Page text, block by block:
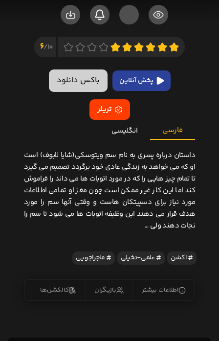
10/
6
پخش آنلاین باکس دانلود
تریلر
فارسی انگلیسی
داستان درباره پسری به نام سم ویتوسکی(شایا لابوف) است
او که می خواهد به زندگی عادی خود برگردد تصمیم می گیرد
تا تمام چیز هایی را که در مورد اتوبات ها می داند را فراموش
کند اما این کار غیر ممکن است چون مغز او تمامی اطلاعات
مورد نیاز برای دسپیتکان هاست و وقتی آنها سم را مورد
هدف قرار می دهند این وظیفه اتوبات ها می شود تا سم را
نجات دهند ولی …
اکشن علمی-تخیلی ماجراجویی
اطلاعات بیشتر بازیگران کالکشن‌ها